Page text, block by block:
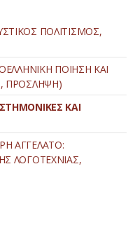
ΠΟΛΙΤΙΣΜΟΣ,
ΠΟΙΗΣΗ ΚΑΙ
ΠΡΟΣΛΗΨΗ)
ΚΑΙ
ΑΓΓΕΛΑΤΟ:
ΛΟΓΟΤΕΧΝΙΑΣ,